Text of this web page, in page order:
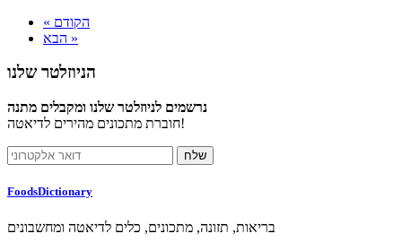
« הקודם
הבא »
הניוזלטר שלנו
נרשמים לניוזלטר שלנו ומקבלים מתנה
חוברת מתכונים מהירים לדיאטה!
FoodsDictionary
בריאות, תזונה, מתכונים, כלים לדיאטה ומחשבונים